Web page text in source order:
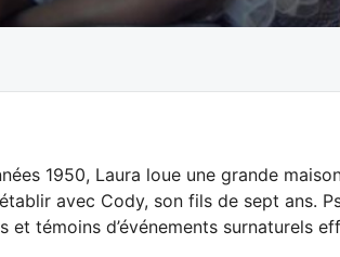
1950, Laura loue une grande
avec Cody, son fils de sept ans.
témoins d’événements surnaturels